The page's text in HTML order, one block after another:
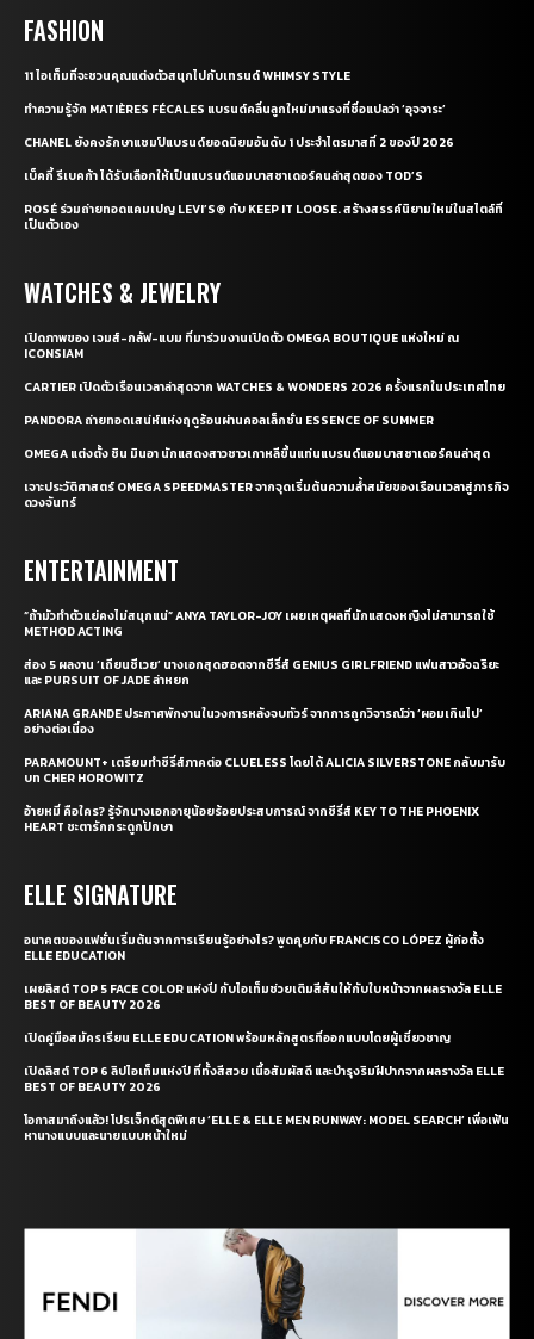
FASHION
11 ไอเท็มที่จะชวนคุณแต่งตัวสนุกไปกับเทรนด์ WHIMSY STYLE
ทำความรู้จัก MATIÈRES FÉCALES แบรนด์คลื่นลูกใหม่มาแรงที่ชื่อแปลว่า ‘อุจจาระ’
CHANEL ยังคงรักษาแชมป์แบรนด์ยอดนิยมอันดับ 1 ประจำไตรมาสที่ 2 ของปี 2026
เบ็คกี้ รีเบคก้า ได้รับเลือกให้เป็นแบรนด์แอมบาสซาเดอร์คนล่าสุดของ TOD’S
ROSÉ ร่วมถ่ายทอดแคมเปญ LEVI’S® กับ KEEP IT LOOSE. สร้างสรรค์นิยามใหม่ในสไตล์ที่
เป็นตัวเอง
WATCHES & JEWELRY
เปิดภาพของ เจมส์-กลัฟ-แบม ที่มาร่วมงานเปิดตัว OMEGA BOUTIQUE แห่งใหม่ ณ
ICONSIAM
CARTIER เปิดตัวเรือนเวลาล่าสุดจาก WATCHES & WONDERS 2026 ครั้งแรกในประเทศไทย
PANDORA ถ่ายทอดเสน่ห์แห่งฤดูร้อนผ่านคอลเล็กชั่น ESSENCE OF SUMMER
OMEGA แต่งตั้ง ชิน มินอา นักแสดงสาวชาวเกาหลีขึ้นแท่นแบรนด์แอมบาสซาเดอร์คนล่าสุด
เจาะประวัติศาสตร์ OMEGA SPEEDMASTER จากจุดเริ่มต้นความล้ำสมัยของเรือนเวลาสู่ภารกิจ
ดวงจันทร์
ENTERTAINMENT
“ถ้ามัวทำตัวแย่คงไม่สนุกแน่” ANYA TAYLOR-JOY เผยเหตุผลที่นักแสดงหญิงไม่สามารถใช้
METHOD ACTING
ส่อง 5 ผลงาน ‘เถียนซีเวย’ นางเอกสุดฮอตจากซีรี่ส์ GENIUS GIRLFRIEND แฟนสาวอัจฉริยะ
และ PURSUIT OF JADE ล่าหยก
ARIANA GRANDE ประกาศพักงานในวงการหลังจบทัวร์ จากการถูกวิจารณ์ว่า ‘ผอมเกินไป’
อย่างต่อเนื่อง
PARAMOUNT+ เตรียมทำซีรี่ส์ภาคต่อ CLUELESS โดยได้ ALICIA SILVERSTONE กลับมารับ
บท CHER HOROWITZ
อ้ายหมี่ คือใคร? รู้จักนางเอกอายุน้อยร้อยประสบการณ์ จากซีรี่ส์ KEY TO THE PHOENIX
HEART ชะตารักกระดูกปักษา
ELLE SIGNATURE
อนาคตของแฟชั่นเริ่มต้นจากการเรียนรู้อย่างไร? พูดคุยกับ FRANCISCO LÓPEZ ผู้ก่อตั้ง
ELLE EDUCATION
เผยลิสต์ TOP 5 FACE COLOR แห่งปี กับไอเท็มช่วยเติมสีสันให้กับใบหน้าจากผลรางวัล ELLE
BEST OF BEAUTY 2026
เปิดคู่มือสมัครเรียน ELLE EDUCATION พร้อมหลักสูตรที่ออกแบบโดยผู้เชี่ยวชาญ
เปิดลิสต์ TOP 6 ลิปไอเท็มแห่งปี ที่ทั้งสีสวย เนื้อสัมผัสดี และบำรุงริมฝีปากจากผลรางวัล ELLE
BEST OF BEAUTY 2026
โอกาสมาถึงแล้ว! โปรเจ็กต์สุดพิเศษ ‘ELLE & ELLE MEN RUNWAY: MODEL SEARCH’ เพื่อเฟ้น
หานางแบบและนายแบบหน้าใหม่